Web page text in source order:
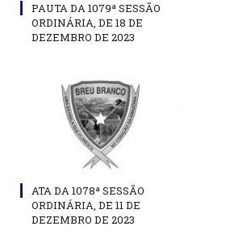
PAUTA DA 1079ª SESSÃO
ORDINÁRIA, DE 18 DE
DEZEMBRO DE 2023
ATA DA 1078ª SESSÃO
ORDINÁRIA, DE 11 DE
DEZEMBRO DE 2023